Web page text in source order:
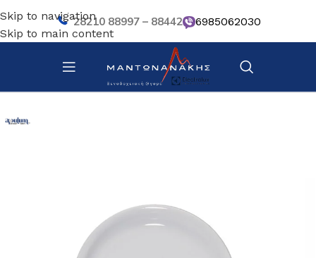
Skip to navigation
Skip to main content
28210 88997 – 88442 6985062030
Αρχική σελίδα/ Επιτραπέζια Είδη/ Πιάτα